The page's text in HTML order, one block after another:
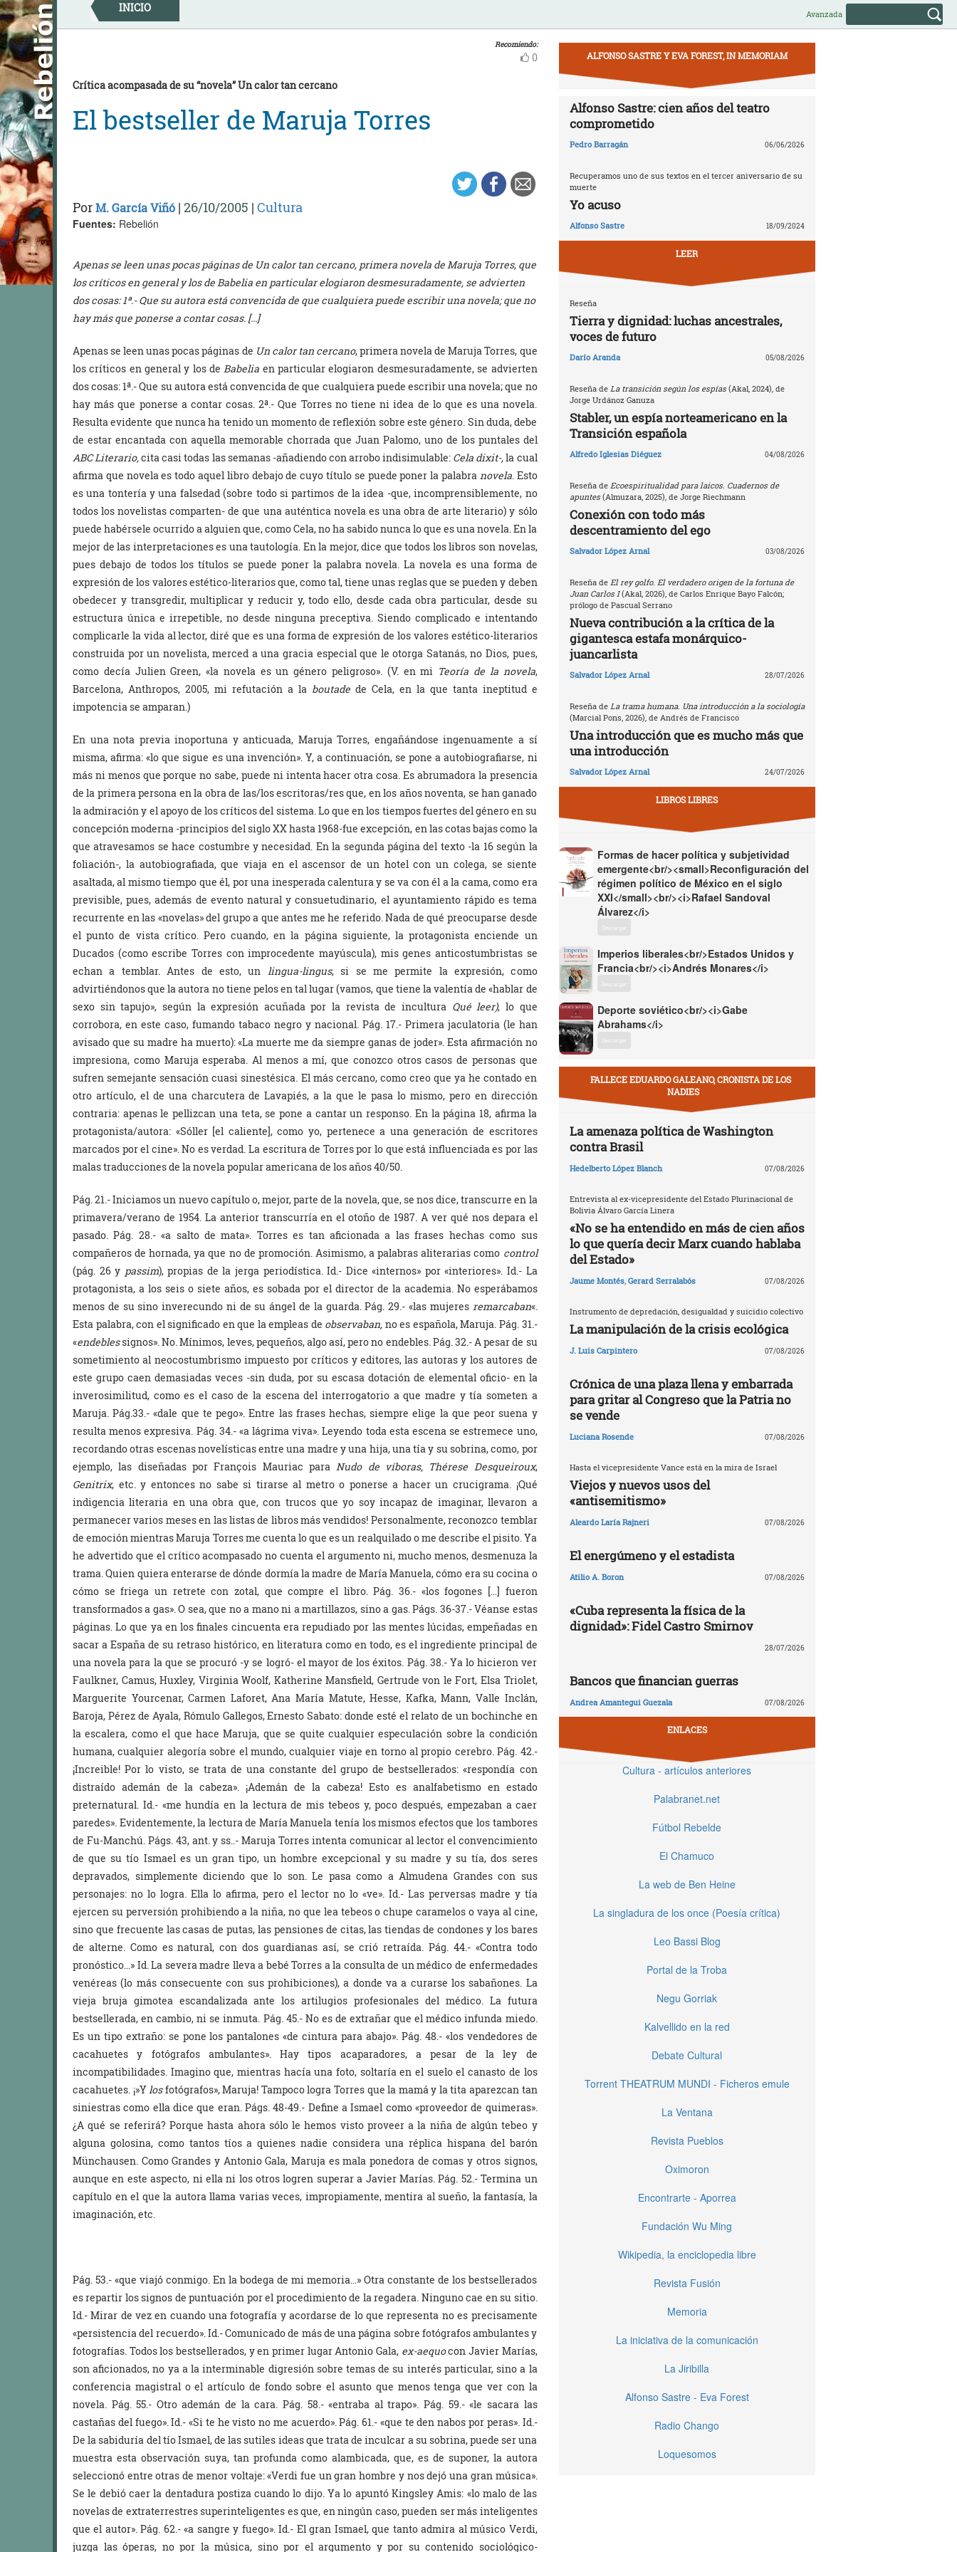
Skip
to
content
INICIO Avanzada
Recomiendo:
0
Crítica acompasada de su “novela” Un calor tan cercano
El bestseller de Maruja Torres
PorM. García Viñó | 26/10/2005 | Cultura
Fuentes: Rebelión
Apenas se leen unas pocas páginas de Un calor tan cercano, primera novela de Maruja Torres, que
los críticos en general y los de Babelia en particular elogiaron desmesuradamente, se advierten
dos cosas: 1ª.- Que su autora está convencida de que cualquiera puede escribir una novela; que no
hay más que ponerse a contar cosas. […]
Apenas se leen unas pocas páginas de Un calor tan cercano, primera novela de Maruja Torres, que
los críticos en general y los de Babelia en particular elogiaron desmesuradamente, se advierten
dos cosas: 1ª.- Que su autora está convencida de que cualquiera puede escribir una novela; que no
hay más que ponerse a contar cosas. 2ª.- Que Torres no tiene ni idea de lo que es una novela.
Resulta evidente que nunca ha tenido un momento de reflexión sobre este género. Sin duda, debe
de estar encantada con aquella memorable chorrada que Juan Palomo, uno de los puntales del
ABC Literario,cita casi todas las semanas -añadiendo con arrobo indisimulable: Cela dixit-,la cual
afirma que novela es todo aquel libro debajo de cuyo título se puede poner la palabra novela. Esto
es una tontería y una falsedad (sobre todo si partimos de la idea -que, incomprensiblemente, no
todos los novelistas comparten- de que una auténtica novela es una obra de arte literario) y sólo
puede habérsele ocurrido a alguien que, como Cela, no ha sabido nunca lo que es una novela. En la
mejor de las interpretaciones es una tautología. En la mejor, dice que todos los libros son novelas,
pues debajo de todos los títulos se puede poner la palabra novela. La novela es una forma de
expresión de los valores estético-literarios que, como tal, tiene unas reglas que se pueden y deben
obedecer y transgredir, multiplicar y reducir y, todo ello, desde cada obra particular, desde su
estructura única e irrepetible, no desde ninguna preceptiva. Siendo complicado e intentando
complicarle la vida al lector, diré que es una forma de expresión de los valores estético-literarios
construida por un novelista, merced a una gracia especial que le otorga Satanás, no Dios, pues,
como decía Julien Green, «la novela es un género peligroso». (V. en mi Teoría de la novela,
Barcelona, Anthropos, 2005, mi refutación a la boutadede Cela, en la que tanta ineptitud e
impotencia se amparan.)
En una nota previa inoportuna y anticuada, Maruja Torres, engañándose ingenuamente a sí
misma, afirma: «lo que sigue es una invención». Y, a continuación, se pone a autobiografiarse, ni
más ni menos que porque no sabe, puede ni intenta hacer otra cosa. Es abrumadora la presencia
de la primera persona en la obra de las/los escritoras/res que, en los años noventa, se han ganado
la admiración y el apoyo de los críticos del sistema. Lo que en los tiempos fuertes del género en su
concepción moderna -principios del siglo XX hasta 1968-fue excepción, en las cotas bajas como la
que atravesamos se hace costumbre y necesidad. En la segunda página del texto -la 16 según la
foliación-, la autobiografiada, que viaja en el ascensor de un hotel con un colega, se siente
asaltada, al mismo tiempo que él, por una inesperada calentura y se va con él a la cama, como era
previsible, pues, además de evento natural y consuetudinario, el ayuntamiento rápido es tema
recurrente en las «novelas» del grupo a que antes me he referido. Nada de qué preocuparse desde
el punto de vista crítico. Pero cuando, en la página siguiente, la protagonista enciende un
Ducados (como escribe Torres con improcedente mayúscula), mis genes anticostumbristas se
echan a temblar. Antes de esto, un
lingua-lingus, si se me permite la expresión, como
advirtiéndonos que la autora no tiene pelos en tal lugar (vamos, que tiene la valentía de «hablar de
sexo sin tapujo», según la expresión acuñada por la revista de incultura Qué leer), lo que
corrobora, en este caso, fumando tabaco negro y nacional. Pág. 17.- Primera jaculatoria (le han
avisado que su madre ha muerto): «La muerte me da siempre ganas de joder». Esta afirmación no
impresiona, como Maruja esperaba. Al menos a mí, que conozco otros casos de personas que
sufren semejante sensación cuasi sinestésica. El más cercano, como creo que ya he contado en
otro artículo, el de una charcutera de Lavapiés, a la que le pasa lo mismo, pero en dirección
contraria: apenas le pellizcan una teta, se pone a cantar un responso. En la página 18, afirma la
protagonista/autora: «Sóller [el caliente], como yo, pertenece a una generación de escritores
marcados por el cine». No es verdad. La escritura de Torres por lo que está influenciada es por las
malas traducciones de la novela popular americana de los años 40/50.
Pág. 21.- Iniciamos un nuevo capítulo o, mejor, parte de la novela, que, se nos dice, transcurre en la
primavera/verano de 1954. La anterior transcurría en el otoño de 1987. A ver qué nos depara el
pasado. Pág. 28.- «a salto de mata». Torres es tan aficionada a las frases hechas como sus
compañeros de hornada, ya que no de promoción. Asimismo, a palabras aliterarias como control
(pág. 26 y passim), propias de la jerga periodística. Id.- Dice «internos» por «interiores». Id.- La
protagonista, a los seis o siete años, es sobada por el director de la academia. No esperábamos
menos de su sino inverecundo ni de su ángel de la guarda. Pág. 29.- «las mujeres remarcaban«.
Esta palabra, con el significado en que la empleas de observaban, no es española, Maruja. Pág. 31.-
«endeblessignos». No. Mínimos, leves, pequeños, algo así, pero no endebles. Pág. 32.- A pesar de su
sometimiento al neocostumbrismo impuesto por críticos y editores, las autoras y los autores de
este grupo caen demasiadas veces -sin duda, por su escasa dotación de elemental oficio- en la
inverosimilitud, como es el caso de la escena del interrogatorio a que madre y tía someten a
Maruja. Pág.33.- «dale que te pego». Entre las frases hechas, siempre elige la que peor suena y
resulta menos expresiva. Pág. 34.- «a lágrima viva». Leyendo toda esta escena se estremece uno,
recordando otras escenas novelísticas entre una madre y una hija, una tía y su sobrina, como, por
ejemplo, las diseñadas por François Mauriac para Nudo de víboras, Thérese Desqueiroux,
Genitrix, etc. y entonces no sabe si tirarse al metro o ponerse a hacer un crucigrama. ¡Qué
indigencia literaria en una obra que, con trucos que yo soy incapaz de imaginar, llevaron a
permanecer varios meses en las listas de libros más vendidos! Personalmente, reconozco temblar
de emoción mientras Maruja Torres me cuenta lo que es un realquilado o me describe el pisito. Ya
he advertido que el crítico acompasado no cuenta el argumento ni, mucho menos, desmenuza la
trama. Quien quiera enterarse de dónde dormía la madre de María Manuela, cómo era su cocina o
cómo se friega un retrete con zotal, que compre el libro. Pág. 36.- «los fogones […] fueron
transformados a gas». O sea, que no a mano ni a martillazos, sino a gas. Págs. 36-37.- Véanse estas
páginas. Lo que ya en los finales cincuenta era repudiado por las mentes lúcidas, empeñadas en
sacar a España de su retraso histórico, en literatura como en todo, es el ingrediente principal de
una novela para la que se procuró -y se logró- el mayor de los éxitos. Pág. 38.- Ya lo hicieron ver
Faulkner, Camus, Huxley, Virginia Woolf, Katherine Mansfield, Gertrude von le Fort, Elsa Triolet,
Marguerite Yourcenar, Carmen Laforet, Ana María Matute, Hesse, Kafka, Mann, Valle Inclán,
Baroja, Pérez de Ayala, Rómulo Gallegos, Ernesto Sabato: donde esté el relato de un bochinche en
la escalera, como el que hace Maruja, que se quite cualquier especulación sobre la condición
humana, cualquier alegoría sobre el mundo, cualquier viaje en torno al propio cerebro. Pág. 42.-
¡Increible! Por lo visto, se trata de una constante del grupo de bestsellerados: «respondía con
distraído ademán de la cabeza». ¡Ademán de la cabeza! Esto es analfabetismo en estado
preternatural. Id.- «me hundía en la lectura de mis tebeos y, poco después, empezaban a caer
paredes». Evidentemente, la lectura de María Manuela tenía los mismos efectos que los tambores
de Fu-Manchú. Págs. 43, ant. y ss..- Maruja Torres intenta comunicar al lector el convencimiento
de que su tío Ismael es un gran tipo, un hombre excepcional y su madre y su tía, dos seres
depravados, simplemente diciendo que lo son. Le pasa como a Almudena Grandes con sus
personajes: no lo logra. Ella lo afirma, pero el lector no lo «ve». Id.- Las perversas madre y tía
ejercen su perversión prohibiendo a la niña, no que lea tebeos o chupe caramelos o vaya al cine,
sino que frecuente las casas de putas, las pensiones de citas, las tiendas de condones y los bares
de alterne. Como es natural, con dos guardianas así, se crió retraída. Pág. 44.- «Contra todo
pronóstico…» Id. La severa madre lleva a bebé Torres a la consulta de un médico de enfermedades
venéreas (lo más consecuente con sus prohibiciones), a donde va a curarse los sabañones. La
vieja bruja gimotea escandalizada ante los artilugios profesionales del médico. La futura
bestsellerada, en cambio, ni se inmuta. Pág. 45.- No es de extrañar que el médico infunda miedo.
Es un tipo extraño: se pone los pantalones «de cintura para abajo». Pág. 48.- «los vendedores de
cacahuetes y fotógrafos ambulantes». Hay tipos acaparadores, a pesar de la ley de
incompatibilidades. Imagino que, mientras hacía una foto, soltaría en el suelo el canasto de los
cacahuetes. ¡»Y losfotógrafos», Maruja! Tampoco logra Torres que la mamá y la tita aparezcan tan
siniestras como ella dice que eran. Págs. 48-49.- Define a Ismael como «proveedor de quimeras».
¿A qué se referirá? Porque hasta ahora sólo le hemos visto proveer a la niña de algún tebeo y
alguna golosina, como tantos tíos a quienes nadie considera una réplica hispana del barón
Münchausen. Como Grandes y Antonio Gala, Maruja es mala ponedora de comas y otros signos,
aunque en este aspecto, ni ella ni los otros logren superar a Javier Marías. Pág. 52.- Termina un
capítulo en el que la autora llama varias veces, impropiamente, mentira al sueño, la fantasía, la
imaginación, etc.
Pág. 53.- «que viajó conmigo. En la bodega de mi memoria…» Otra constante de los bestsellerados
es repartir los signos de puntuación por el procedimiento de la regadera. Ninguno cae en su sitio.
Id.- Mirar de vez en cuando una fotografía y acordarse de lo que representa no es precisamente
«persistencia del recuerdo». Id.- Comunicado de más de una página sobre fotógrafos ambulantes y
fotografías. Todos los bestsellerados, y en primer lugar Antonio Gala, ex-aequocon Javier Marías,
son aficionados, no ya a la interminable digresión sobre temas de su interés particular, sino a la
conferencia magistral o el artículo de fondo sobre el asunto que menos tenga que ver con la
novela. Pág. 55.- Otro ademán de la cara. Pág. 58.- «entraba al trapo». Pág. 59.- «le sacara las
castañas del fuego». Id.- «Si te he visto no me acuerdo». Pág. 61.- «que te den nabos por peras». Id.-
De la sabiduría del tío Ismael, de las sutiles ideas que trata de inculcar a su sobrina, puede ser una
muestra esta observación suya, tan profunda como alambicada, que, es de suponer, la autora
seleccionó entre otras de menor voltaje: «Verdi fue un gran hombre y nos dejó una gran música».
Se le debió caer la dentadura postiza cuando lo dijo. Ya lo apuntó Kingsley Amis: «lo malo de las
novelas de extraterrestres superinteligentes es que, en ningún caso, pueden ser más inteligentes
que el autor». Pág. 62.- «a sangre y fuego». Id.- El gran Ismael, que tanto admira al músico Verdi,
juzga las óperas, no por la música, sino por el argumento y por su contenido sociológico-
ALFONSO SASTRE Y EVA FOREST, IN MEMORIAM
Alfonso Sastre: cien años del teatro
comprometido
Pedro Barragán 06/06/2026
Recuperamos uno de sus textos en el tercer aniversario de su
muerte
Yo acuso
Alfonso Sastre 18/09/2024
LEER
Reseña
Tierra y dignidad: luchas ancestrales,
voces de futuro
Darío Aranda 05/08/2026
Reseña de La transición según los espías(Akal, 2024), de
Jorge Urdánoz Ganuza
Stabler, un espía norteamericano en la
Transición española
Alfredo Iglesias Diéguez 04/08/2026
Reseña de Ecoespiritualidad para laicos. Cuadernos de
apuntes(Almuzara, 2025), de Jorge Riechmann
Conexión con todo más
descentramiento del ego
Salvador López Arnal 03/08/2026
Reseña de El rey golfo. El verdadero origen de la fortuna de
Juan Carlos I(Akal, 2026), de Carlos Enrique Bayo Falcón;
prólogo de Pascual Serrano
Nueva contribución a la crítica de la
gigantesca estafa monárquico-
juancarlista
Salvador López Arnal 28/07/2026
Reseña de La trama humana. Una introducción a la sociología
(Marcial Pons, 2026), de Andrés de Francisco
Una introducción que es mucho más que
una introducción
Salvador López Arnal 24/07/2026
LIBROS LIBRES
Formas de hacer política y subjetividad
emergente<br/><small>Reconfiguración del
régimen político de México en el siglo
XXI</small><br/><i>Rafael Sandoval
Álvarez</i>
Descargar
Imperios liberales<br/>Estados Unidos y
Francia<br/><i>Andrés Monares</i>
Descargar
Deporte soviético<br/><i>Gabe
Abrahams</i>
Descargar
FALLECE EDUARDO GALEANO, CRONISTA DE LOS
NADIES
La amenaza política de Washington
contra Brasil
Hedelberto López Blanch 07/08/2026
Entrevista al ex-vicepresidente del Estado Plurinacional de
Bolivia Álvaro García Linera
«No se ha entendido en más de cien años
lo que quería decir Marx cuando hablaba
del Estado»
Jaume Montés, Gerard Serralabós 07/08/2026
Instrumento de depredación, desigualdad y suicidio colectivo
La manipulación de la crisis ecológica
J. Luis Carpintero 07/08/2026
Crónica de una plaza llena y embarrada
para gritar al Congreso que la Patria no
se vende
Luciana Rosende 07/08/2026
Hasta el vicepresidente Vance está en la mira de Israel
Viejos y nuevos usos del
«antisemitismo»
Aleardo Laría Rajneri 07/08/2026
El energúmeno y el estadista
Atilio A. Boron 07/08/2026
«Cuba representa la física de la
dignidad»: Fidel Castro Smirnov
28/07/2026
Bancos que financian guerras
Andrea Amantegui Guezala 07/08/2026
ENLACES
Cultura - artículos anteriores
Palabranet.net
Fútbol Rebelde
El Chamuco
La web de Ben Heine
La singladura de los once (Poesía crítica)
Leo Bassi Blog
Portal de la Troba
Negu Gorriak
Kalvellido en la red
Debate Cultural
Torrent THEATRUM MUNDI - Ficheros emule
La Ventana
Revista Pueblos
Oximoron
Encontrarte - Aporrea
Fundación Wu Ming
Wikipedia, la enciclopedia libre
Revista Fusión
Memoria
La iniciativa de la comunicación
La Jiribilla
Alfonso Sastre - Eva Forest
Radio Chango
Loquesomos